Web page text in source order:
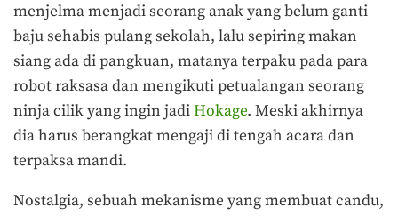
menjelma menjadi seorang anak yang belum ganti
baju sehabis pulang sekolah, lalu sepiring makan
siang ada di pangkuan, matanya terpaku pada para
robot raksasa dan mengikuti petualangan seorang
ninja cilik yang ingin jadiHokage. Meski akhirnya
dia harus berangkat mengaji di tengah acara dan
terpaksa mandi.
Nostalgia, sebuah mekanisme yang membuat candu,